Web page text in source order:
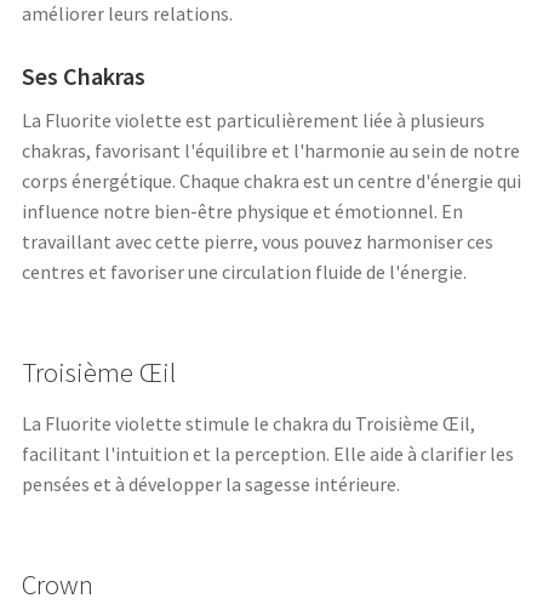
améliorer leurs relations.
Ses Chakras
La Fluorite violette est particulièrement liée à plusieurs
chakras, favorisant l'équilibre et l'harmonie au sein de notre
corps énergétique. Chaque chakra est un centre d'énergie qui
influence notre bien-être physique et émotionnel. En
travaillant avec cette pierre, vous pouvez harmoniser ces
centres et favoriser une circulation fluide de l'énergie.
Troisième Œil
La Fluorite violette stimule le chakra du Troisième Œil,
facilitant l'intuition et la perception. Elle aide à clarifier les
pensées et à développer la sagesse intérieure.
Crown